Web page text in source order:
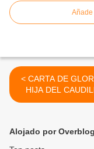
< CARTA DE GLORIA, LA
HIJA DEL
Alojado por Overblog